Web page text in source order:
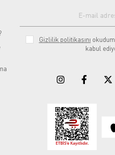
Gizlilik politikasını
kabul